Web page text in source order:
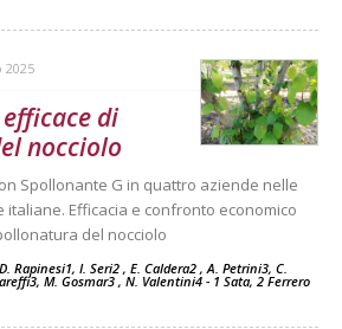
2025
di
nocciolo
Spollonante G in quattro aziende nelle
italiane. Efficacia e confronto economico
del nocciolo
Rapinesi1, I. Seri2 , E. Caldera2 , A. Petrini3, C.
M. Gosmar3 , N. Valentini4 - 1 Sata, 2 Ferrero